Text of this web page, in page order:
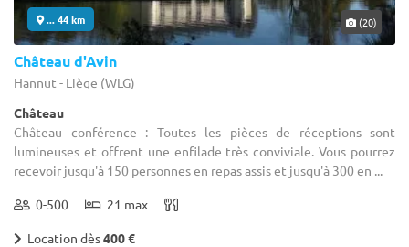
... 44 km (20)
Château d'Avin
Hannut - Liège (WLG)
Château
Château conférence : Toutes les pièces de réceptions sont
lumineuses et offrent une enfilade très conviviale. Vous pourrez
recevoir jusqu'à 150 personnes en repas assis et jusqu'à 300 en ...
0-500 21 max
Location dès400 €